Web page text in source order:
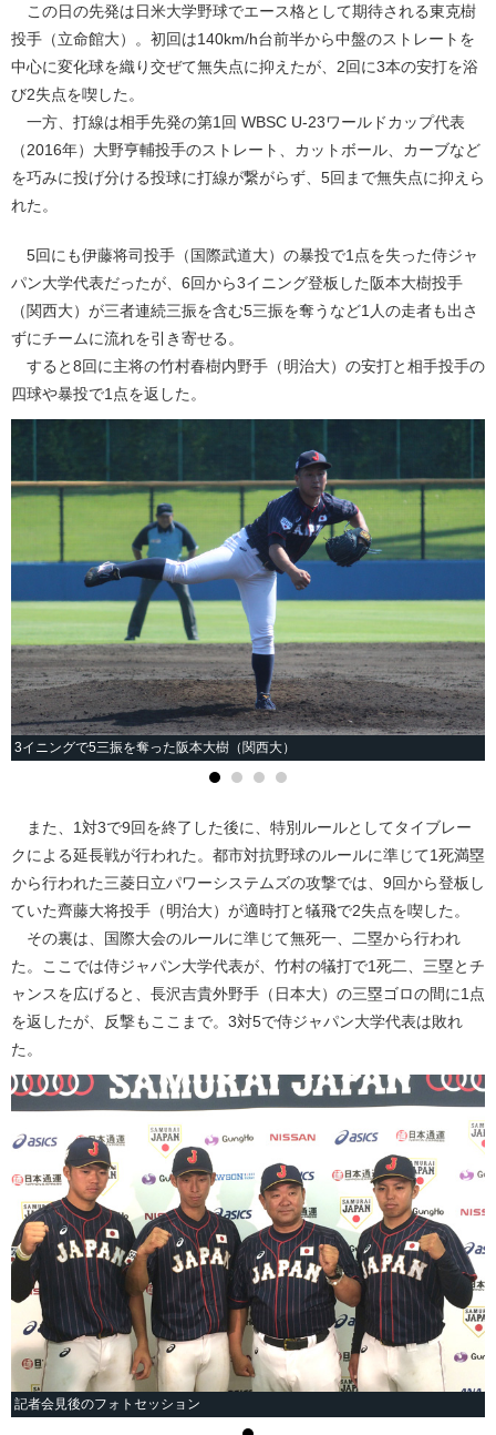
この日の先発は日米大学野球でエース格として期待される東克樹
投手（立命館大）。初回は140km/h台前半から中盤のストレートを
中心に変化球を織り交ぜて無失点に抑えたが、2回に3本の安打を浴
び2失点を喫した。
一方、打線は相手先発の第1回 WBSC U-23ワールドカップ代表
（2016年）大野亨輔投手のストレート、カットボール、カーブなど
を巧みに投げ分ける投球に打線が繋がらず、5回まで無失点に抑えら
れた。
5回にも伊藤将司投手（国際武道大）の暴投で1点を失った侍ジャ
パン大学代表だったが、6回から3イニング登板した阪本大樹投手
（関西大）が三者連続三振を含む5三振を奪うなど1人の走者も出さ
ずにチームに流れを引き寄せる。
すると8回に主将の竹村春樹内野手（明治大）の安打と相手投手の
四球や暴投で1点を返した。
3イニングで5三振を奪った阪本大樹（関西大）
また、1対3で9回を終了した後に、特別ルールとしてタイブレー
クによる延長戦が行われた。都市対抗野球のルールに準じて1死満塁
から行われた三菱日立パワーシステムズの攻撃では、9回から登板し
ていた齊藤大将投手（明治大）が適時打と犠飛で2失点を喫した。
その裏は、国際大会のルールに準じて無死一、二塁から行われ
た。ここでは侍ジャパン大学代表が、竹村の犠打で1死二、三塁とチ
ャンスを広げると、長沢吉貴外野手（日本大）の三塁ゴロの間に1点
を返したが、反撃もここまで。3対5で侍ジャパン大学代表は敗れ
た。
記者会見後のフォトセッション